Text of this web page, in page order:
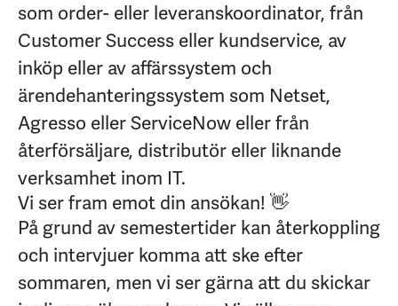
som order- eller leveranskoordinator, från
Customer Success eller kundservice, av
inköp eller av affärssystem och
ärendehanteringssystem som Netset,
Agresso eller ServiceNow eller från
återförsäljare, distributör eller liknande
verksamhet inom IT.
Vi ser fram emot din ansökan! 👋
På grund av semestertider kan återkoppling
och intervjuer komma att ske efter
sommaren, men vi ser gärna att du skickar